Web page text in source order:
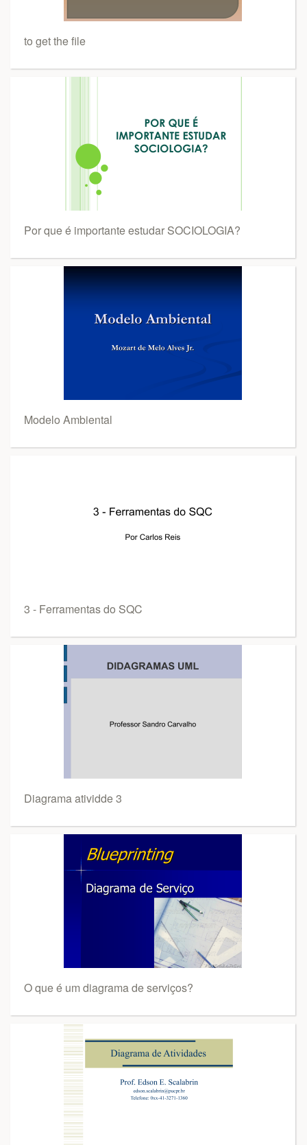
to get the file
Por que é importante estudar SOCIOLOGIA?
Modelo Ambiental
3 - Ferramentas do SQC
Diagrama atividde 3
O que é um diagrama de serviços?